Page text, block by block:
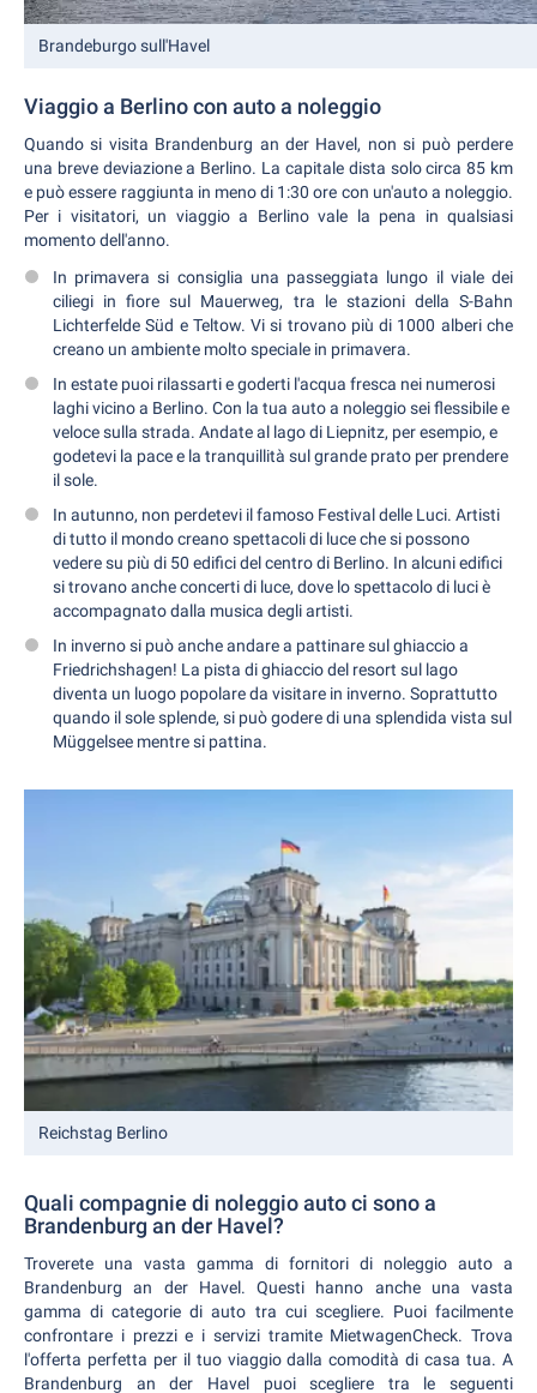
Brandeburgo sull'Havel
Viaggio a Berlino con auto a noleggio
Quando si visita Brandenburg an der Havel, non si può perdere
una breve deviazione a Berlino. La capitale dista solo circa 85 km
e può essere raggiunta in meno di 1:30 ore con un'auto a noleggio.
Per i visitatori, un viaggio a Berlino vale la pena in qualsiasi
momento dell'anno.
In primavera si consiglia una passeggiata lungo il viale dei
ciliegi in fiore sul Mauerweg, tra le stazioni della S-Bahn
Lichterfelde Süd e Teltow. Vi si trovano più di 1000 alberi che
creano un ambiente molto speciale in primavera.
In estate puoi rilassarti e goderti l'acqua fresca nei numerosi
laghi vicino a Berlino. Con la tua auto a noleggio sei flessibile e
veloce sulla strada. Andate al lago di Liepnitz, per esempio, e
godetevi la pace e la tranquillità sul grande prato per prendere
il sole.
In autunno, non perdetevi il famoso Festival delle Luci. Artisti
di tutto il mondo creano spettacoli di luce che si possono
vedere su più di 50 edifici del centro di Berlino. In alcuni edifici
si trovano anche concerti di luce, dove lo spettacolo di luci è
accompagnato dalla musica degli artisti.
In inverno si può anche andare a pattinare sul ghiaccio a
Friedrichshagen! La pista di ghiaccio del resort sul lago
diventa un luogo popolare da visitare in inverno. Soprattutto
quando il sole splende, si può godere di una splendida vista sul
Müggelsee mentre si pattina.
Reichstag Berlino
Quali compagnie di noleggio auto ci sono a
Brandenburg an der Havel?
Troverete una vasta gamma di fornitori di noleggio auto a
Brandenburg an der Havel. Questi hanno anche una vasta
gamma di categorie di auto tra cui scegliere. Puoi facilmente
confrontare i prezzi e i servizi tramite MietwagenCheck. Trova
l'offerta perfetta per il tuo viaggio dalla comodità di casa tua. A
Brandenburg an der Havel puoi scegliere tra le seguenti